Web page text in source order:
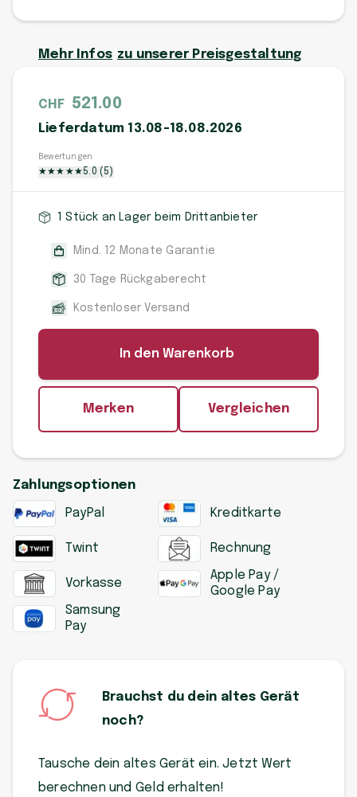
Mehr Infos zu unserer Preisgestaltung
CHF 521.00
Lieferdatum 13.08-18.08.2026
Bewertungen
★★★ ★★5.0 ( 5 )
1 Stück an Lager beim Drittanbieter
Mind. 12 Monate Garantie
30 Tage Rückgaberecht
Kostenloser Versand
In den Warenkorb
Merken Vergleichen
Zahlungsoptionen
PayPal Kreditkarte
Twint Rechnung
Vorkasse
Apple Pay /
Google Pay
Samsung
Pay
Brauchst du dein altes Gerät
noch?
Tausche dein altes Gerät ein. Jetzt Wert
berechnen und Geld erhalten!